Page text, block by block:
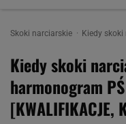
Skoki narciarskie Kiedy skoki
Kiedy skoki
harmonogram
[KWALIFIKACJE,